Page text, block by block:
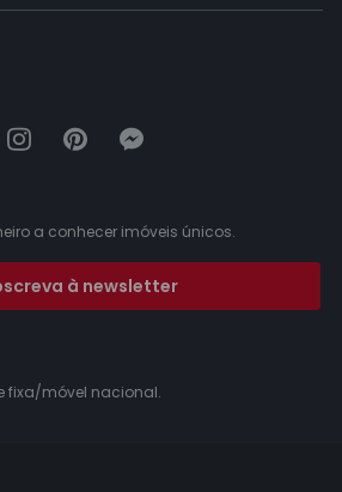
a conhecer imóveis únicos.
à newsletter
fixa/móvel nacional.